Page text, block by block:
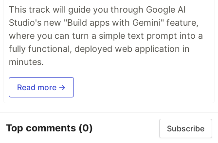
This track will guide you through Google AI
Studio's new "Build apps with Gemini" feature,
where you can turn a simple text prompt into a
fully functional, deployed web application in
minutes.
Read more →
Top comments (0) Subscribe